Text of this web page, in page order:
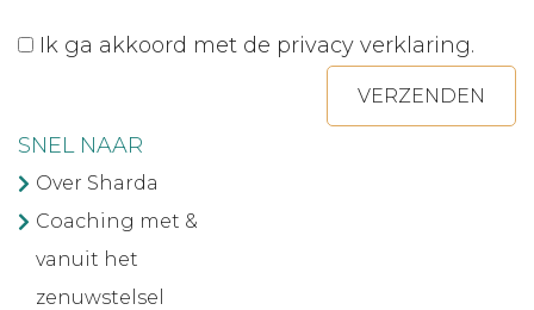
Ik ga akkoord met de privacy verklaring.
VERZENDEN
SNEL NAAR
Over Sharda
Coaching met &
vanuit het
zenuwstelsel